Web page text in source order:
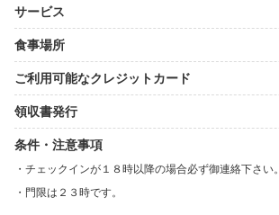
サービス
食事場所
ご利用可能なクレジットカード
領収書発行
条件・注意事項
チェックインが１８時以降の場合必ず御連絡下さい。
門限は２３時です。